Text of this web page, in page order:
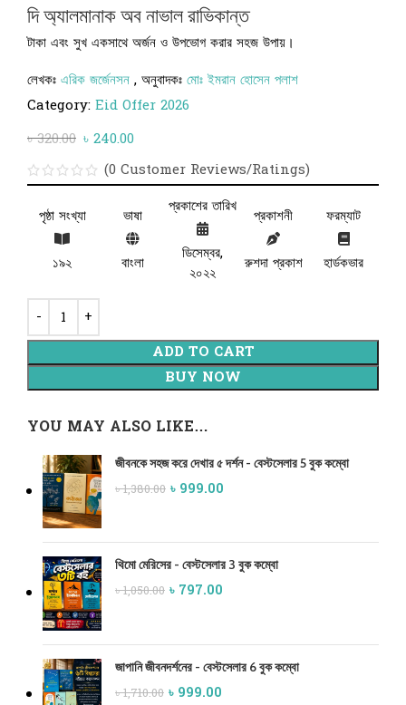
দি অ্যালমানাক অব নাভাল রাভিকান্ত
টাকা এবং সুখ একসাথে অর্জন ও উপভোগ করার সহজ উপায়।
লেখকঃএরিক জর্জেনসন, অনুবাদকঃমোঃ ইমরান হোসেন পলাশ
Category:Eid Offer 2026
৳320.00 ৳240.00
(0 Customer Reviews/Ratings)
পৃষ্ঠা সংখ্যা
১৯২
ভাষা
বাংলা
প্রকাশের তারিখ
ডিসেম্বর,
২০২২
প্রকাশনী
রুশদা প্রকাশ
ফরম্যাট
হার্ডকভার
ADD TO CART
BUY NOW
YOU MAY ALSO LIKE…
জীবনকে সহজ করে দেখার ৫ দর্শন - বেস্টসেলার 5 বুক কম্বো
৳1,380.00 ৳ 999.00
থিমো মেরিসের - বেস্টসেলার 3 বুক কম্বো
৳1,050.00 ৳ 797.00
জাপানি জীবনদর্শনের - বেস্টসেলার 6 বুক কম্বো
৳1,710.00 ৳ 999.00